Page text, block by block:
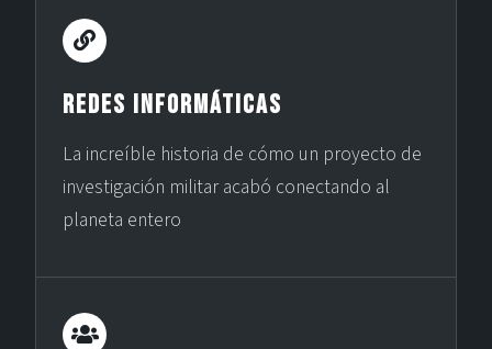
Redes Informáticas
La increíble historia de cómo un proyecto de
investigación militar acabó conectando al
planeta entero